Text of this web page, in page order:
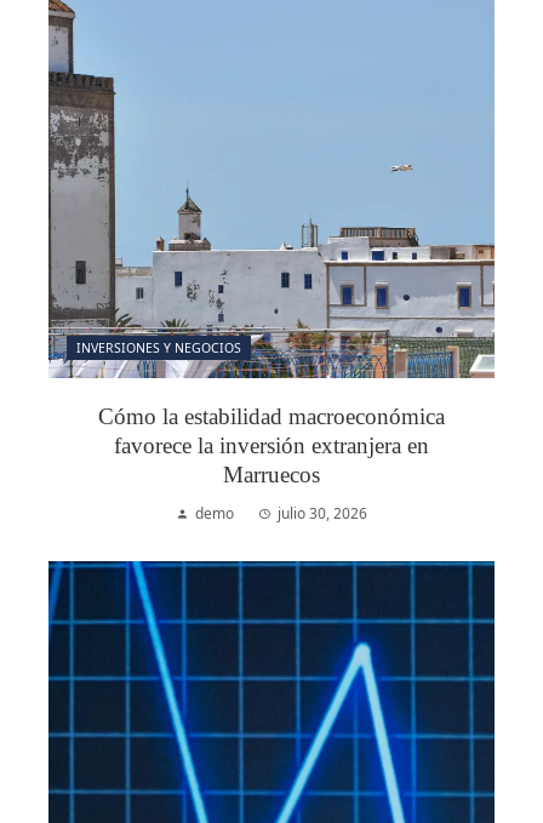
INVERSIONES Y NEGOCIOS
Cómo la estabilidad macroeconómica
favorece la inversión extranjera en
Marruecos
demo julio 30, 2026